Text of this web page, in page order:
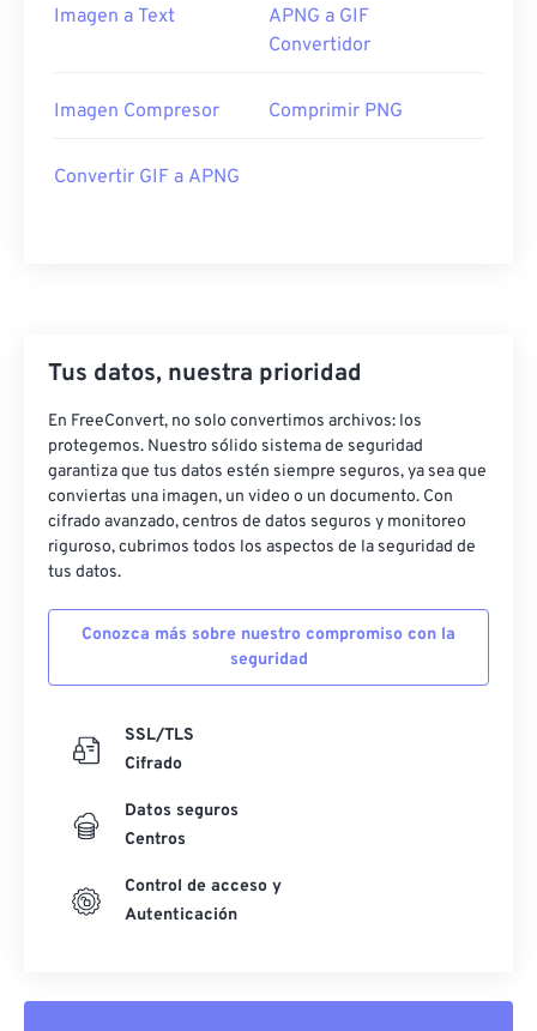
Imagen a Text
APNG a GIF
Convertidor
Imagen Compresor Comprimir PNG
Convertir GIF a APNG
Tus datos, nuestra prioridad
En FreeConvert, no solo convertimos archivos: los
protegemos. Nuestro sólido sistema de seguridad
garantiza que tus datos estén siempre seguros, ya sea que
conviertas una imagen, un video o un documento. Con
cifrado avanzado, centros de datos seguros y monitoreo
riguroso, cubrimos todos los aspectos de la seguridad de
tus datos.
Conozca más sobre nuestro compromiso con la
seguridad
SSL/TLS
Cifrado
Datos seguros
Centros
Control de acceso y
Autenticación